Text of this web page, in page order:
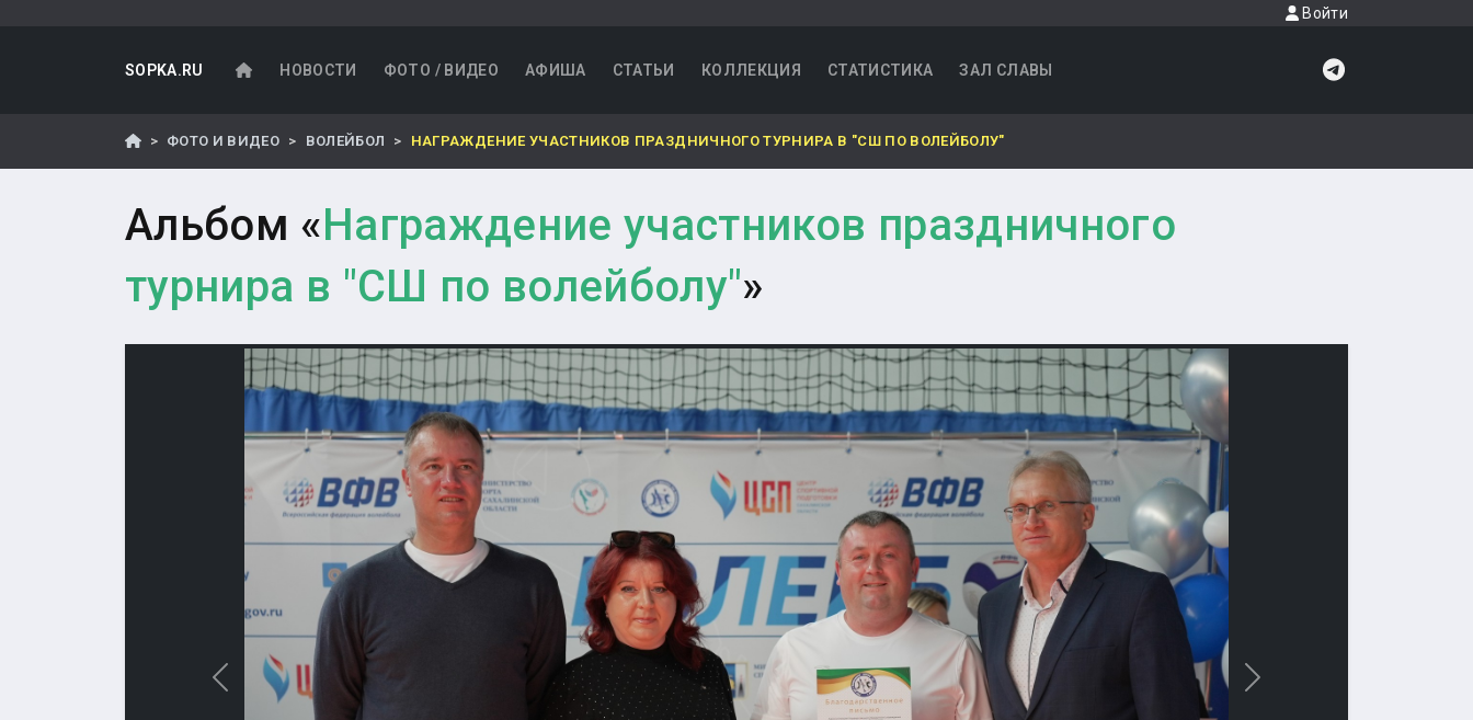
Войти
SOPKA.RU НОВОСТИ ФОТО / ВИДЕО АФИША СТАТЬИ КОЛЛЕКЦИЯ СТАТИСТИКА ЗАЛ СЛАВЫ
ФОТО И ВИДЕО ВОЛЕЙБОЛ НАГРАЖДЕНИЕ УЧАСТНИКОВ ПРАЗДНИЧНОГО ТУРНИРА В "СШ ПО ВОЛЕЙБОЛУ"
Альбом «Награждение участников праздничного
турнира в "СШ по волейболу"»
Назад Вперед